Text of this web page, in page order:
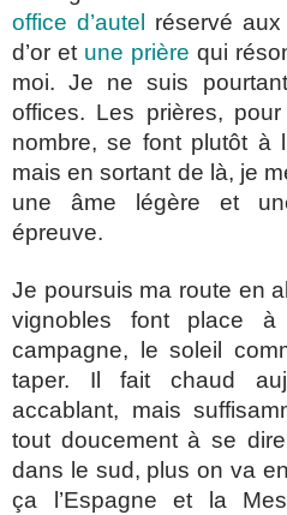
office d’autel
réservé
d’or et une prière qui
moi. Je ne suis
offices. Les prières,
nombre, se font plutôt à
mais en sortant de là, je
une âme légère et
épreuve.
Je poursuis ma route en
vignobles font place
campagne, le soleil
taper. Il fait chaud
accablant, mais
tout doucement à se
dans le sud, plus on va
ça l’Espagne et la